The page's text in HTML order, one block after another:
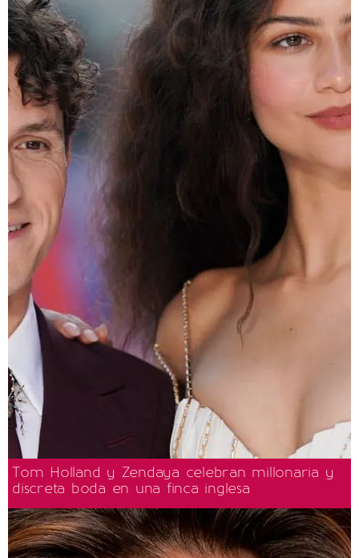
Tom Holland y Zendaya celebran millonaria y
discreta boda en una finca inglesa